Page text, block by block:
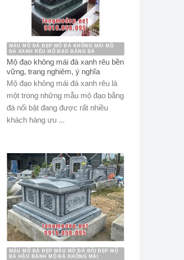
MẪU MỘ ĐÁ ĐẸP MỘ ĐÁ KHÔNG MÁI MỘ
ĐÁ XANH RÊU MỘ ĐẠO BẰNG ĐÁ
Mộ đạo không mái đá xanh rêu bền
vững, trang nghiêm, ý nghĩa
Mộ đạo không mái đá xanh rêu là
một trong những mẫu mộ đạo bằng
đá nổi bật đang được rất nhiều
khách hàng ưu ...
MẪU MỘ ĐÁ ĐẸP MẪU MỘ ĐÁ ĐÔI ĐẸP MỘ
ĐÁ HẬU BÀNH MỘ ĐÁ KHÔNG MÁI